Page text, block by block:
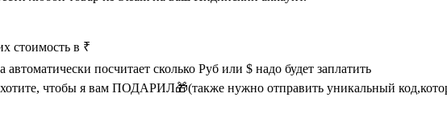
стоимость в ₹
посчитает сколько Руб или $ надо будет заплатить
хотите, чтобы я вам ПОДАРИЛ🎁(также нужно отправить уникальный